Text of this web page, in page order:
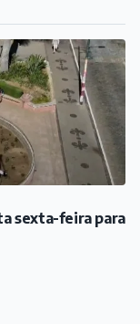
sexta-feira para